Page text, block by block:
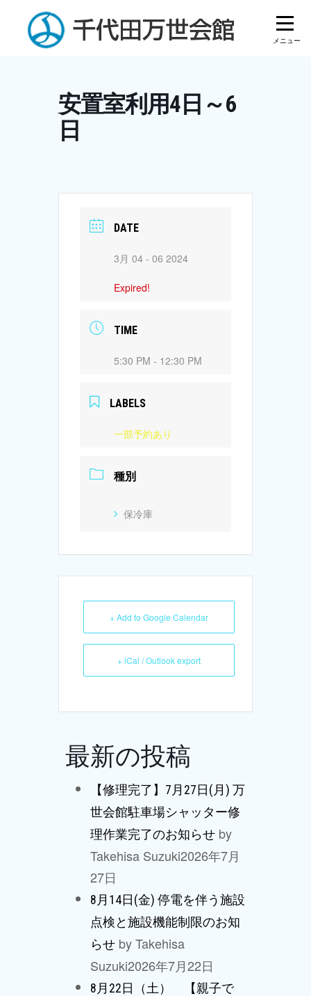
content
安置室利用4日～6
日
DATE
3月 04 - 06 2024
Expired!
TIME
5:30 PM - 12:30 PM
LABELS
一部予約あり
種別
保冷庫
+ Add to Google Calendar
+ iCal / Outlook export
最新の投稿
【修理完了】7月27日(月) 万
世会館駐車場シャッター修
理作業完了のお知らせ by
Takehisa Suzuki2026年7月
27日
8月14日(金) 停電を伴う施設
点検と施設機能制限のお知
らせ by Takehisa
Suzuki2026年7月22日
8月22日（土） 【親子で